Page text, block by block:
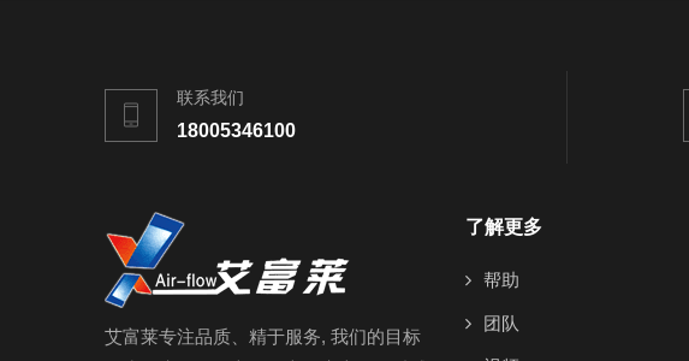
联系我们
18005346100
艾富莱专注品质、精于服务, 我们的目标
了解更多
帮助
团队